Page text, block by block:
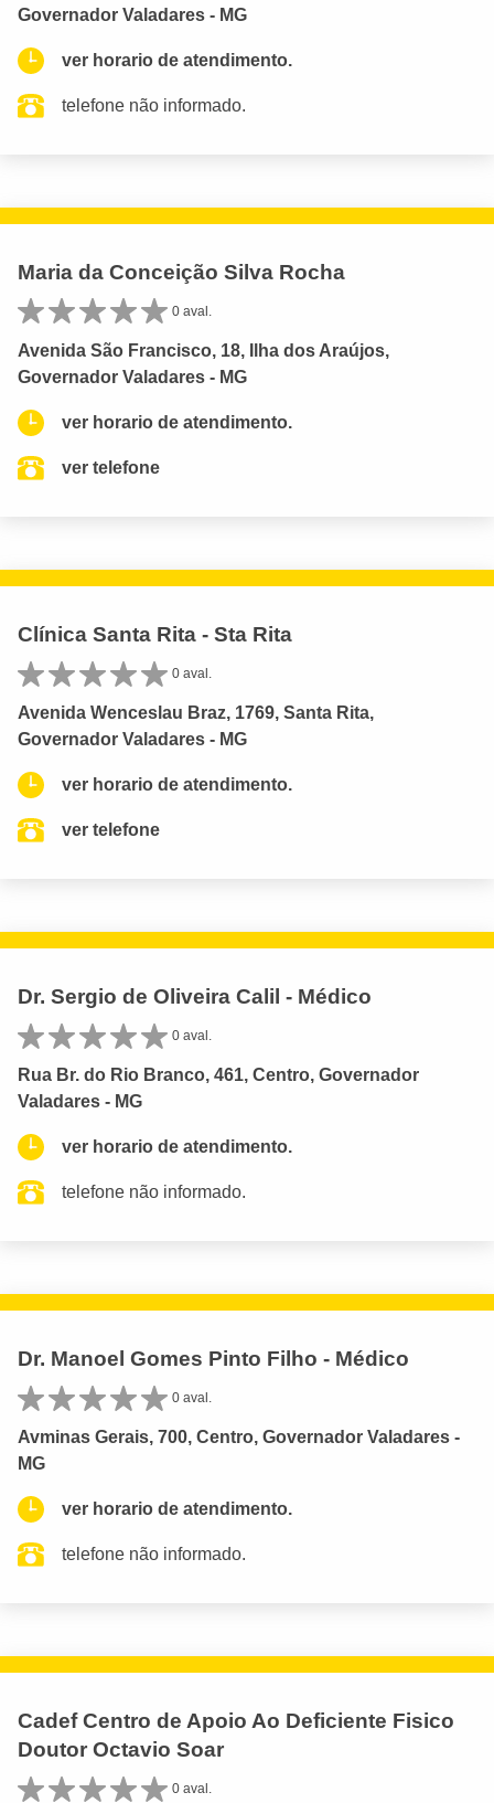
Governador Valadares - MG
ver horario de atendimento.
telefone não informado.
Maria da Conceição Silva Rocha
0 aval.
Avenida São Francisco, 18, Ilha dos Araújos,
Governador Valadares - MG
ver horario de atendimento.
ver telefone
Clínica Santa Rita - Sta Rita
0 aval.
Avenida Wenceslau Braz, 1769, Santa Rita,
Governador Valadares - MG
ver horario de atendimento.
ver telefone
Dr. Sergio de Oliveira Calil - Médico
0 aval.
Rua Br. do Rio Branco, 461, Centro, Governador
Valadares - MG
ver horario de atendimento.
telefone não informado.
Dr. Manoel Gomes Pinto Filho - Médico
0 aval.
Avminas Gerais, 700, Centro, Governador Valadares -
MG
ver horario de atendimento.
telefone não informado.
Cadef Centro de Apoio Ao Deficiente Fisico
Doutor Octavio Soar
0 aval.